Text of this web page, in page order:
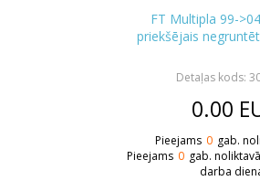
FT Multipla 99-
priekšējais
Detaļas kods:
0.00
Pieejams 0 gab.
Pieejams 0 gab.
darba